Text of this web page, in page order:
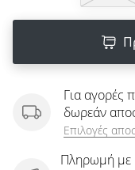
Εμφάνιση
άρθρωνΓια αγορές
δωρεάν
Επιλογές
Πληρωμή με